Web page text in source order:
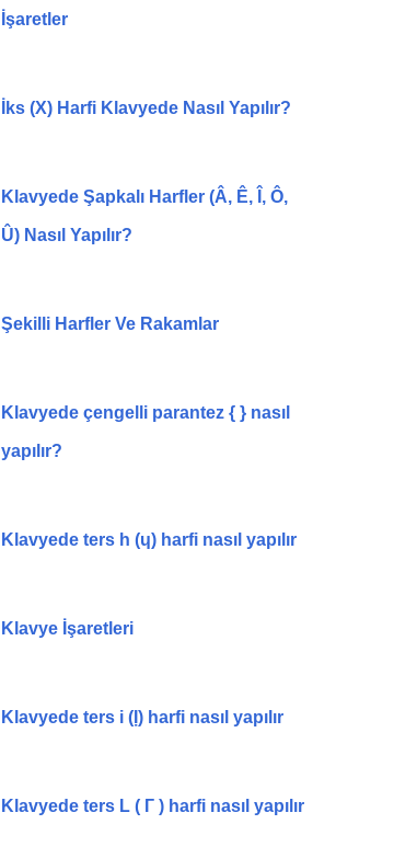
İşaretler
İks (X) Harfi Klavyede Nasıl Yapılır?
Klavyede Şapkalı Harfler (Â, Ê, Î, Ô,
Û) Nasıl Yapılır?
Şekilli Harfler Ve Rakamlar
Klavyede çengelli parantez { } nasıl
yapılır?
Klavyede ters h (ɥ) harfi nasıl yapılır
Klavye İşaretleri
Klavyede ters i (Ị) harfi nasıl yapılır
Klavyede ters L ( Г ) harfi nasıl yapılır